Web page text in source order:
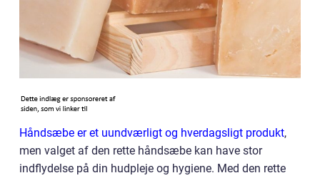
Håndsæbe er et uundværligt og hverdagsligt produkt,
men valget af den rette håndsæbe kan have stor
indflydelse på din hudpleje og hygiene. Med den rette